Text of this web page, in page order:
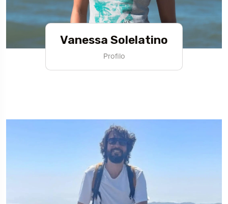
Vanessa Solelatino
Profilo